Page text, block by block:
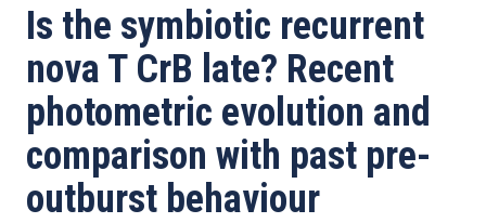
de
ayuda
a
la
navegación
Is the symbiotic recurrent
nova T CrB late? Recent
photometric evolution and
comparison with past pre-
outburst behaviour